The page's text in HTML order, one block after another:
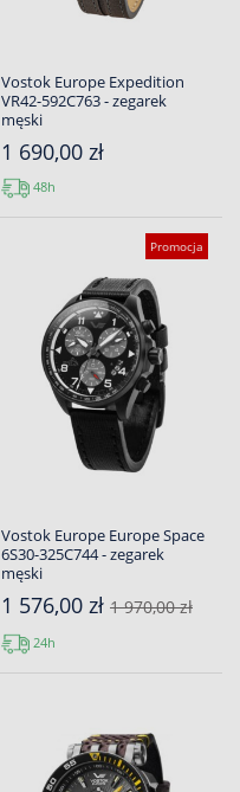
Vostok Europe Expedition
VR42-592C763 - zegarek
męski
1 690,00 zł
48h
Promocja
Vostok Europe Europe Space
6S30-325C744 - zegarek
męski
1 576,00 zł 1 970,00 zł
24h